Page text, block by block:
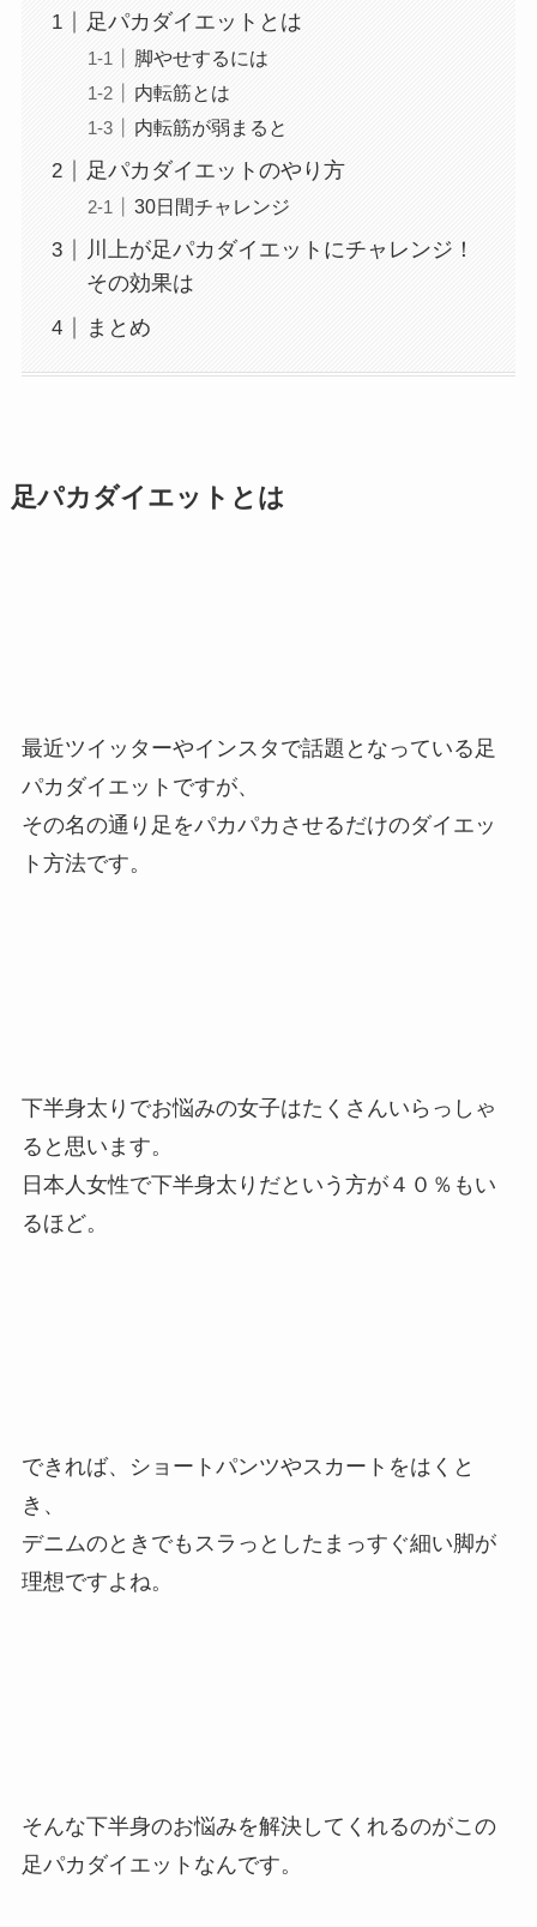
足パカダイエットとは
脚やせするには
内転筋とは
内転筋が弱まると
足パカダイエットのやり方
30日間チャレンジ
川上が足パカダイエットにチャレンジ！
その効果は
まとめ
足パカダイエットとは
最近ツイッターやインスタで話題となっている足
パカダイエットですが、
その名の通り足をパカパカさせるだけのダイエッ
ト方法です。
下半身太りでお悩みの女子はたくさんいらっしゃ
ると思います。
日本人女性で下半身太りだという方が４０％もい
るほど。
できれば、ショートパンツやスカートをはくと
き、
デニムのときでもスラっとしたまっすぐ細い脚が
理想ですよね。
そんな下半身のお悩みを解決してくれるのがこの
足パカダイエットなんです。